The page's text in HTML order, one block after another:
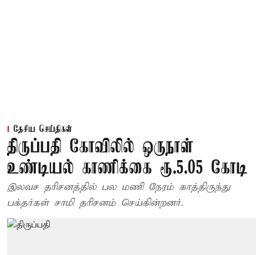
தேசிய செய்திகள்
திருப்பதி கோவிலில் ஒருநாள்
உண்டியல் காணிக்கை ரூ.5.05 கோடி
இலவச தரிசனத்தில் பல மணி நேரம் காத்திருந்து
பக்தர்கள் சாமி தரிசனம் செய்கின்றனர்.